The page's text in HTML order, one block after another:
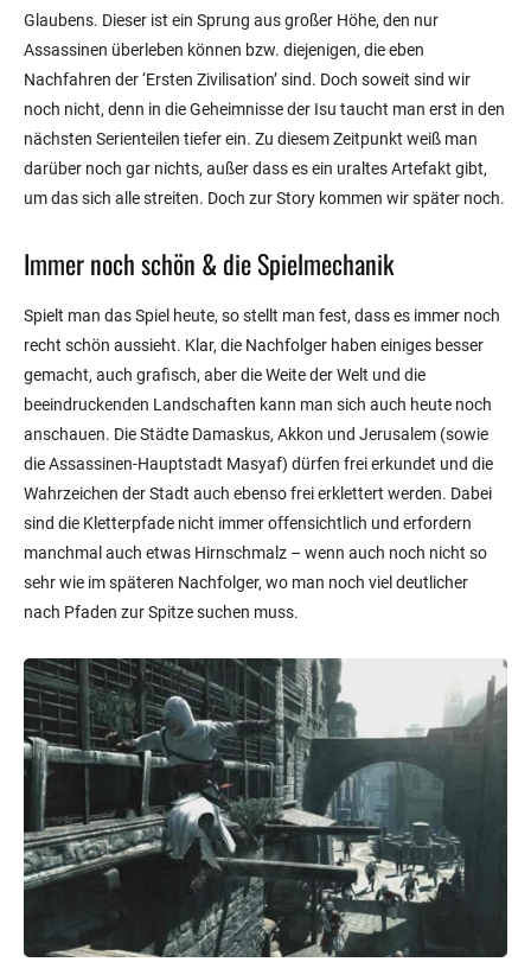
Glaubens. Dieser ist ein Sprung aus großer Höhe, den nur
Assassinen überleben können bzw. diejenigen, die eben
Nachfahren der ‘Ersten Zivilisation’ sind. Doch soweit sind wir
noch nicht, denn in die Geheimnisse der Isu taucht man erst in den
nächsten Serienteilen tiefer ein. Zu diesem Zeitpunkt weiß man
darüber noch gar nichts, außer dass es ein uraltes Artefakt gibt,
um das sich alle streiten. Doch zur Story kommen wir später noch.
Immer noch schön & die Spielmechanik
Spielt man das Spiel heute, so stellt man fest, dass es immer noch
recht schön aussieht. Klar, die Nachfolger haben einiges besser
gemacht, auch grafisch, aber die Weite der Welt und die
beeindruckenden Landschaften kann man sich auch heute noch
anschauen. Die Städte Damaskus, Akkon und Jerusalem (sowie
die Assassinen-Hauptstadt Masyaf) dürfen frei erkundet und die
Wahrzeichen der Stadt auch ebenso frei erklettert werden. Dabei
sind die Kletterpfade nicht immer offensichtlich und erfordern
manchmal auch etwas Hirnschmalz – wenn auch noch nicht so
sehr wie im späteren Nachfolger, wo man noch viel deutlicher
nach Pfaden zur Spitze suchen muss.